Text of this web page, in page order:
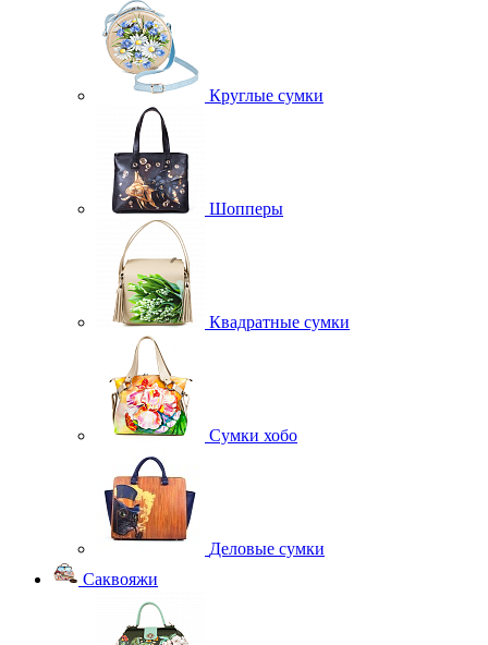
Круглые сумки
Шопперы
Квадратные сумки
Сумки хобо
Деловые сумки
Саквояжи